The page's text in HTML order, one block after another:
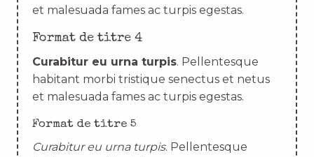
et malesuada fames ac turpis egestas.
Format de titre 4
Curabitur eu urna turpis. Pellentesque
habitant morbi tristique senectus et netus
et malesuada fames ac turpis egestas.
Format de titre 5
Curabitur eu urna turpis. Pellentesque